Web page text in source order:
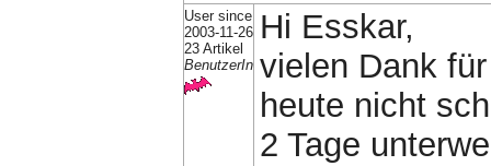
User since
2003-11-26
23 Artikel
BenutzerIn
Hi Esskar,
vielen Dank
heute nicht
2 Tage